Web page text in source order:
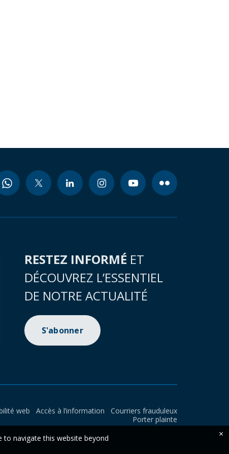
RESTEZ INFORMÉ ET
DÉCOUVREZ L’ESSENTIEL
DE NOTRE ACTUALITÉ
S'abonner
web Accès à l’information
Courriers frauduleux
Porter plainte
to navigate this website beyond
×